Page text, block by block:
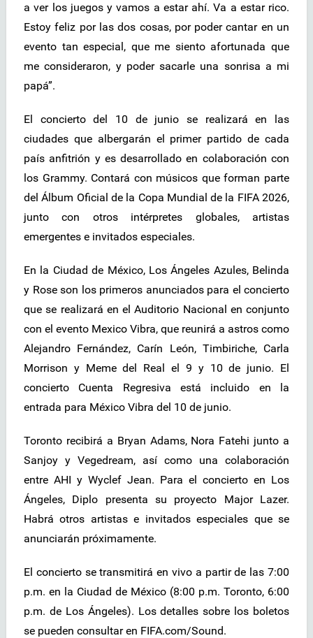
a ver los juegos y vamos a estar ahí. Va a estar rico.
Estoy feliz por las dos cosas, por poder cantar en un
evento tan especial, que me siento afortunada que
me consideraron, y poder sacarle una sonrisa a mi
papá”.
El concierto del 10 de junio se realizará en las
ciudades que albergarán el primer partido de cada
país anfitrión y es desarrollado en colaboración con
los Grammy. Contará con músicos que forman parte
del Álbum Oficial de la Copa Mundial de la FIFA 2026,
junto con otros intérpretes globales, artistas
emergentes e invitados especiales.
En la Ciudad de México, Los Ángeles Azules, Belinda
y Rose son los primeros anunciados para el concierto
que se realizará en el Auditorio Nacional en conjunto
con el evento Mexico Vibra, que reunirá a astros como
Alejandro Fernández, Carín León, Timbiriche, Carla
Morrison y Meme del Real el 9 y 10 de junio. El
concierto Cuenta Regresiva está incluido en la
entrada para México Vibra del 10 de junio.
Toronto recibirá a Bryan Adams, Nora Fatehi junto a
Sanjoy y Vegedream, así como una colaboración
entre AHI y Wyclef Jean. Para el concierto en Los
Ángeles, Diplo presenta su proyecto Major Lazer.
Habrá otros artistas e invitados especiales que se
anunciarán próximamente.
El concierto se transmitirá en vivo a partir de las 7:00
p.m. en la Ciudad de México (8:00 p.m. Toronto, 6:00
p.m. de Los Ángeles). Los detalles sobre los boletos
se pueden consultar en FIFA.com/Sound.